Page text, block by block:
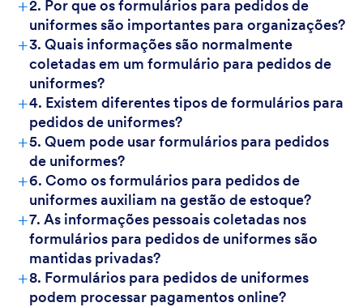
+2. Por que os formulários para pedidos de
uniformes são importantes para organizações?
+3. Quais informações são normalmente
coletadas em um formulário para pedidos de
uniformes?
+4. Existem diferentes tipos de formulários para
pedidos de uniformes?
+5. Quem pode usar formulários para pedidos
de uniformes?
+6. Como os formulários para pedidos de
uniformes auxiliam na gestão de estoque?
+7. As informações pessoais coletadas nos
formulários para pedidos de uniformes são
mantidas privadas?
+8. Formulários para pedidos de uniformes
podem processar pagamentos online?